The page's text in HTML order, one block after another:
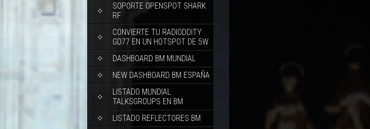
SOPORTE OPENSPOT SHARK
RF
CONVIERTE TU RADIODDITY
GD77 EN UN HOTSPOT DE 5W
DASHBOARD BM MUNDIAL
NEW DASHBOARD BM ESPAÑA
LISTADO MUNDIAL
TALKSGROUPS EN BM
LISTADO REFLECTORES BM